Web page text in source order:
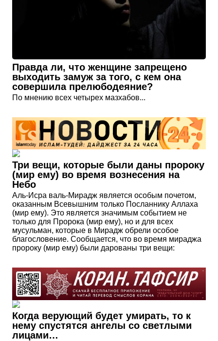
Правда ли, что женщине запрещено
выходить замуж за того, с кем она
совершила прелюбодеяние?
По мнению всех четырех мазхабов...
Три вещи, которые были даны пророку
(мир ему) во время вознесения на
Небо
Аль-Исра валь-Мирадж является особым почетом,
оказанным Всевышним только Посланнику Аллаха
(мир ему). Это является значимым событием не
только для Пророка (мир ему), но и для всех
мусульман, которые в Мирадж обрели особое
благословение. Сообщается, что во время мираджа
пророку (мир ему) были дарованы три вещи:
Когда верующий будет умирать, то к
нему спустятся ангелы со светлыми
лицами…